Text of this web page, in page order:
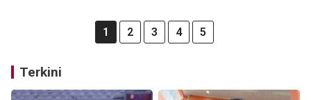
1 2 3 4 5
Terkini